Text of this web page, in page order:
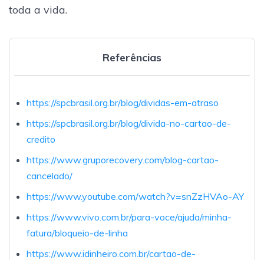
toda a vida.
Referências
https://spcbrasil.org.br/blog/dividas-em-atraso
https://spcbrasil.org.br/blog/divida-no-cartao-de-
credito
https://www.gruporecovery.com/blog-cartao-
cancelado/
https://www.youtube.com/watch?v=snZzHVAo-AY
https://www.vivo.com.br/para-voce/ajuda/minha-
fatura/bloqueio-de-linha
https://www.idinheiro.com.br/cartao-de-